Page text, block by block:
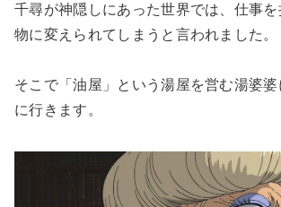
千尋が神隠しにあった世界では、仕事
物に変えられてしまうと言われました。
そこで「油屋」という湯屋を営む湯婆
に行きます。